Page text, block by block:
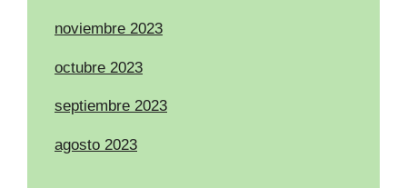
noviembre 2023
octubre 2023
septiembre 2023
agosto 2023